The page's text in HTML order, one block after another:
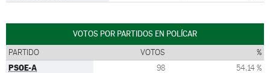
VOTOS POR PARTIDOS EN POLÍCAR
PARTIDO VOTOS %
PSOE-A 98 54,14 %